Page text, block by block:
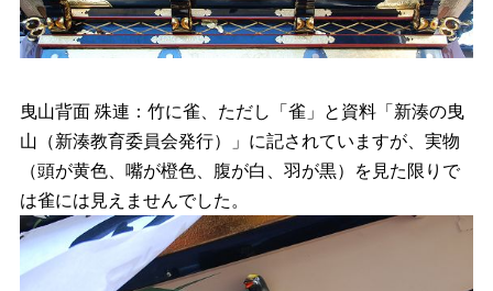
曳山背面 殊連：竹に雀、ただし「雀」と資料「新湊の曳
山（新湊教育委員会発行）」に記されていますが、実物
（頭が黄色、嘴が橙色、腹が白、羽が黒）を見た限りで
は雀には見えませんでした。